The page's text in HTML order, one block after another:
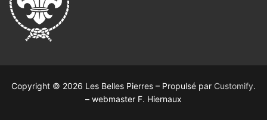
Copyright © 2026 Les Belles Pierres – Propulsé par Customify.
– webmaster F. Hiernaux